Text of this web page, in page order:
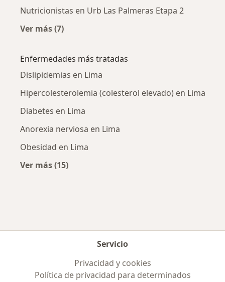
Nutricionistas en Urb Las Palmeras Etapa 2
Ver más (7)
Enfermedades más tratadas
Dislipidemias en Lima
Hipercolesterolemia (colesterol elevado) en Lima
Diabetes en Lima
Anorexia nerviosa en Lima
Obesidad en Lima
Ver más (15)
Servicio
Privacidad y cookies
Política de privacidad para determinados